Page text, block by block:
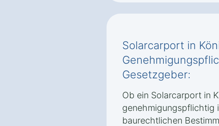
Solarcarport in
Gesetzgeber:
Ob ein Solarcarport in
genehmigungspflichtig
baurechtlichen